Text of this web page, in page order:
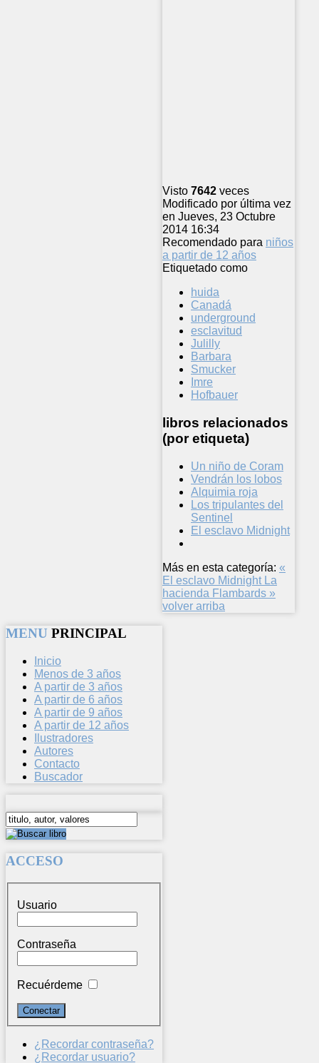
Visto 7642 veces
Modificado por última vez
en Jueves, 23 Octubre
2014 16:34
Recomendado para niños
a partir de 12 años
Etiquetado como
huida
Canadá
underground
esclavitud
Julilly
Barbara
Smucker
Imre
Hofbauer
libros relacionados
(por etiqueta)
Un niño de Coram
Vendrán los lobos
Alquimia roja
Los tripulantes del
Sentinel
El esclavo Midnight
Más en esta categoría: «
El esclavo Midnight La
hacienda Flambards »
volver arriba
MENU PRINCIPAL
Inicio
Menos de 3 años
A partir de 3 años
A partir de 6 años
A partir de 9 años
A partir de 12 años
Ilustradores
Autores
Contacto
Buscador
ACCESO
Usuario
Contraseña
Recuérdeme
¿Recordar contraseña?
¿Recordar usuario?